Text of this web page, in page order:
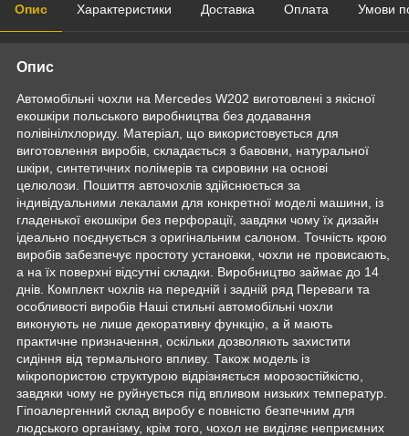
Опис Характеристики Доставка Оплата Умови
Опис
Автомобільні чохли на Mercedes W202 виготовлені з якісної
екошкіри польського виробництва без додавання
полівінілхлориду. Матеріал, що використовується для
виготовлення виробів, складається з бавовни, натуральної
шкіри, синтетичних полімерів та сировини на основі
целюлози. Пошиття авточохлів здійснюється за
індивідуальними лекалами для конкретної моделі машини, із
гладенької екошкіри без перфорації, завдяки чому їх дизайн
ідеально поєднується з оригінальним салоном. Точність крою
виробів забезпечує простоту установки, чохли не провисають,
а на їх поверхні відсутні складки. Виробництво займає до 14
днів. Комплект чохлів на передній і задній ряд Переваги та
особливості виробів Наші стильні автомобільні чохли
виконують не лише декоративну функцію, а й мають
практичне призначення, оскільки дозволяють захистити
сидіння від термального впливу. Також модель із
мікропористою структурою відрізняється морозостійкістю,
завдяки чому не руйнується під впливом низьких температур.
Гіпоалергенний склад виробу є повністю безпечним для
людського організму, крім того, чохол не виділяє неприємних